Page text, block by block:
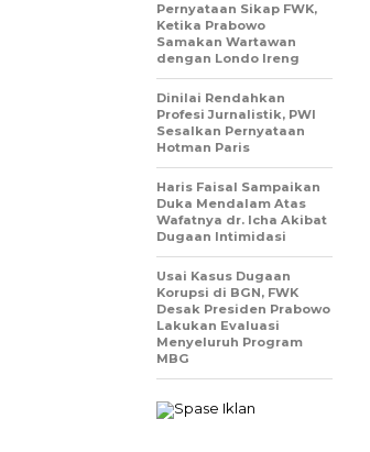
Pernyataan Sikap FWK,
Ketika Prabowo
Samakan Wartawan
dengan Londo Ireng
Dinilai Rendahkan
Profesi Jurnalistik, PWI
Sesalkan Pernyataan
Hotman Paris
Haris Faisal Sampaikan
Duka Mendalam Atas
Wafatnya dr. Icha Akibat
Dugaan Intimidasi
Usai Kasus Dugaan
Korupsi di BGN, FWK
Desak Presiden Prabowo
Lakukan Evaluasi
Menyeluruh Program
MBG